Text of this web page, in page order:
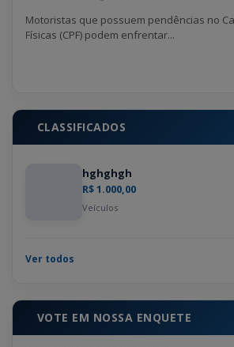
Motoristas que possuem pendências no
Físicas (CPF) podem enfrentar...
CLASSIFICADOS
hghghgh
R$ 1.000,00
Veículos
Ver todos
VOTE EM NOSSA ENQUETE